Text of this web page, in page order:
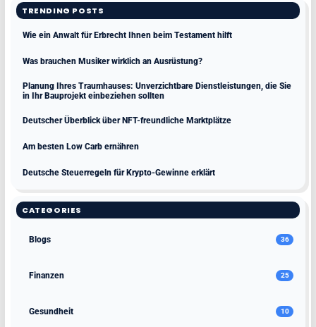
TRENDING POSTS
Wie ein Anwalt für Erbrecht Ihnen beim Testament hilft
Was brauchen Musiker wirklich an Ausrüstung?
Planung Ihres Traumhauses: Unverzichtbare Dienstleistungen, die Sie
in Ihr Bauprojekt einbeziehen sollten
Deutscher Überblick über NFT-freundliche Marktplätze
Am besten Low Carb ernähren
Deutsche Steuerregeln für Krypto-Gewinne erklärt
CATEGORIES
Blogs 36
Finanzen 25
Gesundheit 10